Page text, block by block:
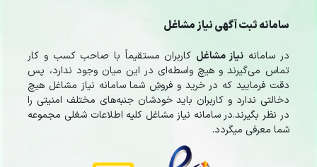
سامانه ثبت آگهی نیاز مشاغل
در سامانه نیاز مشاغل کاربران مستقیماً با صاحب کسب و کار
تماس می‌گیرند و هیچ واسطه‌ای در این میان وجود ندارد، پس
دقت فرمایید که در خرید و فروشِ شما سامانه نیاز مشاغل هیچ
دخالتی ندارد و کاربران باید خودشان جنبه‌های مختلف امنیتی را
در نظر بگیرند.در سامانه نیاز مشاغل کلیه اطلاعات شغلی مجموعه
شما معرفی میگردد.